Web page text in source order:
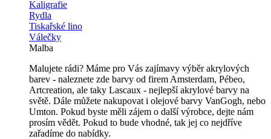
Kaligrafie
Rydla
Tiskařské lino
Válečky
Malba
Malujete rádi? Máme pro Vás zajímavy výběr akrylových
barev - naleznete zde barvy od firem Amsterdam, Pébeo,
Artcreation, ale taky Lascaux - nejlepší akrylové barvy na
světě. Dále můžete nakupovat i olejové barvy VanGogh, nebo
Umton. Pokud byste měli zájem o další výrobce, dejte nám
prosím vědět. Pokud to bude vhodné, tak jej co nejdříve
zařadíme do nabídky.